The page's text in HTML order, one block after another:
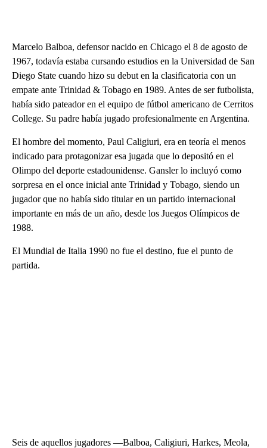
Marcelo Balboa, defensor nacido en Chicago el 8 de agosto de
1967, todavía estaba cursando estudios en la Universidad de San
Diego State cuando hizo su debut en la clasificatoria con un
empate ante Trinidad & Tobago en 1989. Antes de ser futbolista,
había sido pateador en el equipo de fútbol americano de Cerritos
College. Su padre había jugado profesionalmente en Argentina.
El hombre del momento, Paul Caligiuri, era en teoría el menos
indicado para protagonizar esa jugada que lo depositó en el
Olimpo del deporte estadounidense. Gansler lo incluyó como
sorpresa en el once inicial ante Trinidad y Tobago, siendo un
jugador que no había sido titular en un partido internacional
importante en más de un año, desde los Juegos Olímpicos de
1988.
El Mundial de Italia 1990 no fue el destino, fue el punto de
partida.
Seis de aquellos jugadores —Balboa, Caligiuri, Harkes, Meola,